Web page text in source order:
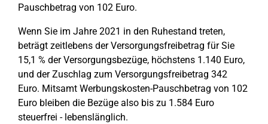
Pauschbetrag von 102 Euro.
Wenn Sie im Jahre 2021 in den Ruhestand treten,
beträgt zeitlebens der Versorgungsfreibetrag für Sie
15,1 % der Versorgungsbezüge, höchstens 1.140 Euro,
und der Zuschlag zum Versorgungsfreibetrag 342
Euro. Mitsamt Werbungskosten-Pauschbetrag von 102
Euro bleiben die Bezüge also bis zu 1.584 Euro
steuerfrei - lebenslänglich.